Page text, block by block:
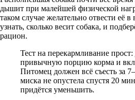
дышит при малейшей физической
таком случае желательно отвести её
узнать, сколько весит собака, и
рацион.
Тест на перекармливание прост:
привычную порцию корма и
Питомец должен всё съесть за
миска не опустела спустя 20
придётся уменьшить.